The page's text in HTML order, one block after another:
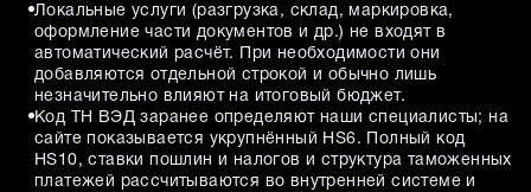
Локальные услуги (разгрузка, склад, маркировка,
оформление части документов и др.) не входят в
автоматический расчёт. При необходимости они
добавляются отдельной строкой и обычно лишь
незначительно влияют на итоговый бюджет.
Код ТН ВЭД заранее определяют наши специалисты; на
сайте показывается укрупнённый HS6. Полный код
HS10, ставки пошлин и налогов и структура таможенных
платежей рассчитываются во внутренней системе и